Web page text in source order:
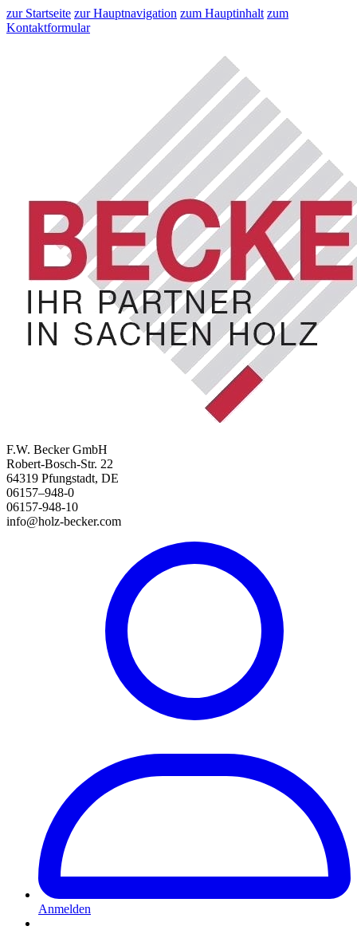
zur Startseite zur Hauptnavigation zum Hauptinhalt zum
Kontaktformular
F.W. Becker GmbH
Robert-Bosch-Str. 22
64319 Pfungstadt, DE
06157–948-0
06157-948-10
info@holz-becker.com
Anmelden